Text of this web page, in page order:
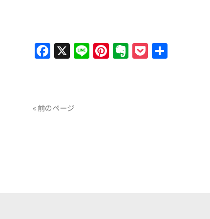
Facebook
X LinePinterest
Evernote
Pocket
« 前のページ